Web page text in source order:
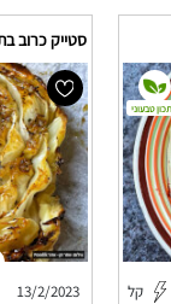
קל
טבעוני
סטייק כרוב
13/2/2023